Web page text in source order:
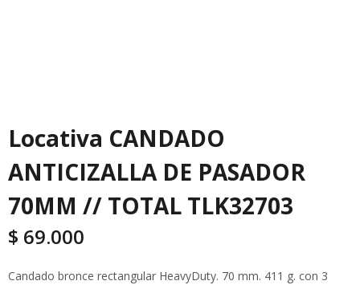
Locativa CANDADO
ANTICIZALLA DE PASADOR
70MM // TOTAL TLK32703
$ 69.000
Candado bronce rectangular HeavyDuty. 70 mm. 411 g. con 3